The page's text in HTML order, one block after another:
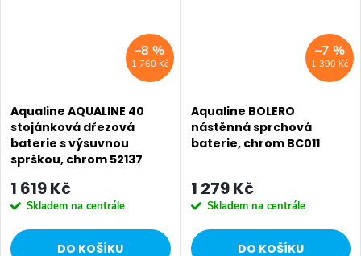
1 760 Kč
–8 %
Aqualine AQUALINE 40
stojánková dřezová
baterie s výsuvnou
sprškou, chrom 52137
1 619 Kč
Skladem na centrále
DO KOŠÍKU
1 390 Kč
–7 %
Aqualine BOLERO
nástěnná sprchová
baterie, chrom BC011
1 279 Kč
Skladem na centrále
DO KOŠÍKU